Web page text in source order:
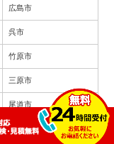
広島市
呉市
竹原市
三原市
尾道市
福山市